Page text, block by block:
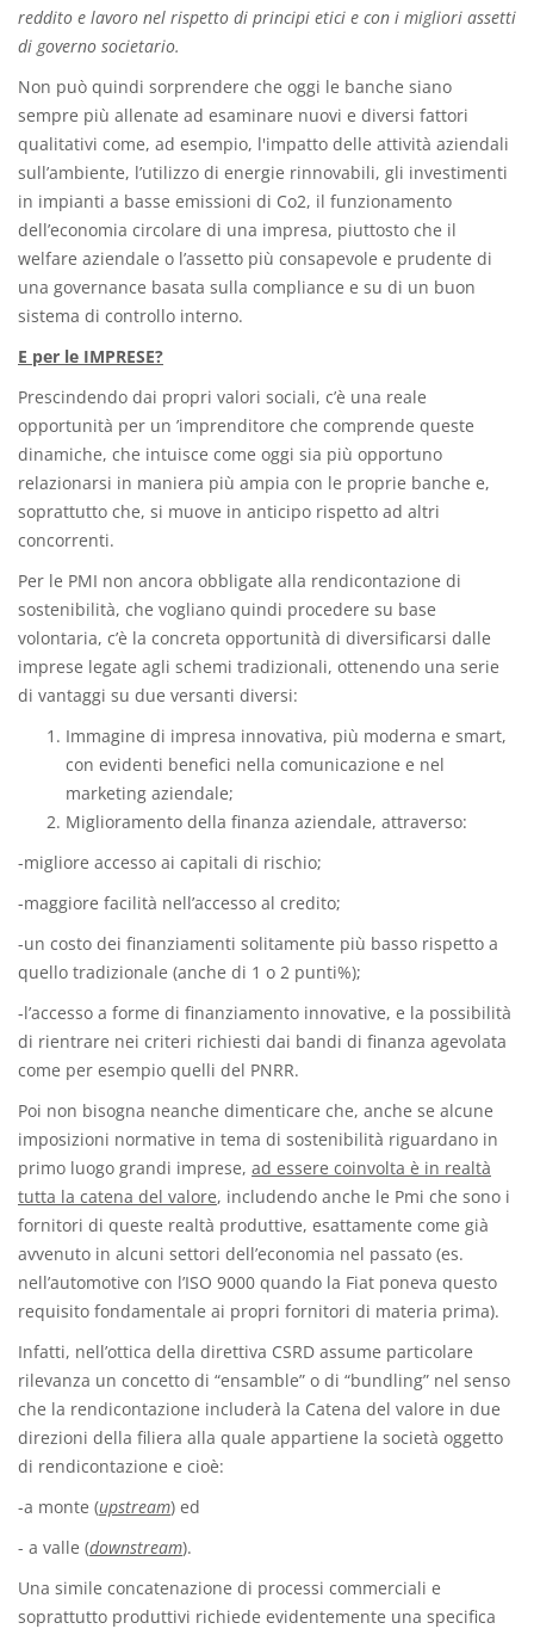
reddito e lavoro nel rispetto di principi etici e con i migliori assetti
di governo societario.
Non può quindi sorprendere che oggi le banche siano
sempre più allenate ad esaminare nuovi e diversi fattori
qualitativi come, ad esempio, l'impatto delle attività aziendali
sull’ambiente, l’utilizzo di energie rinnovabili, gli investimenti
in impianti a basse emissioni di Co2, il funzionamento
dell’economia circolare di una impresa, piuttosto che il
welfare aziendale o l’assetto più consapevole e prudente di
una governance basata sulla compliance e su di un buon
sistema di controllo interno.
E per le IMPRESE?
Prescindendo dai propri valori sociali, c’è una reale
opportunità per un ’imprenditore che comprende queste
dinamiche, che intuisce come oggi sia più opportuno
relazionarsi in maniera più ampia con le proprie banche e,
soprattutto che, si muove in anticipo rispetto ad altri
concorrenti.
Per le PMI non ancora obbligate alla rendicontazione di
sostenibilità, che vogliano quindi procedere su base
volontaria, c’è la concreta opportunità di diversificarsi dalle
imprese legate agli schemi tradizionali, ottenendo una serie
di vantaggi su due versanti diversi:
Immagine di impresa innovativa, più moderna e smart,
con evidenti benefici nella comunicazione e nel
marketing aziendale;
Miglioramento della finanza aziendale, attraverso:
-migliore accesso ai capitali di rischio;
-maggiore facilità nell’accesso al credito;
-un costo dei finanziamenti solitamente più basso rispetto a
quello tradizionale (anche di 1 o 2 punti%);
-l’accesso a forme di finanziamento innovative, e la possibilità
di rientrare nei criteri richiesti dai bandi di finanza agevolata
come per esempio quelli del PNRR.
Poi non bisogna neanche dimenticare che, anche se alcune
imposizioni normative in tema di sostenibilità riguardano in
primo luogo grandi imprese, ad essere coinvolta è in realtà
tutta la catena del valore, includendo anche le Pmi che sono i
fornitori di queste realtà produttive, esattamente come già
avvenuto in alcuni settori dell’economia nel passato (es.
nell’automotive con l’ISO 9000 quando la Fiat poneva questo
requisito fondamentale ai propri fornitori di materia prima).
Infatti, nell’ottica della direttiva CSRD assume particolare
rilevanza un concetto di “ensamble” o di “bundling” nel senso
che la rendicontazione includerà la Catena del valore in due
direzioni della filiera alla quale appartiene la società oggetto
di rendicontazione e cioè:
-a monte (upstream) ed
- a valle (downstream).
Una simile concatenazione di processi commerciali e
soprattutto produttivi richiede evidentemente una specifica